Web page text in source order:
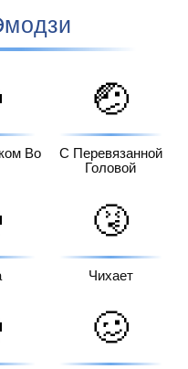
Во
🤕
С Перевязанной
Головой
🤧
Чихает
🥴